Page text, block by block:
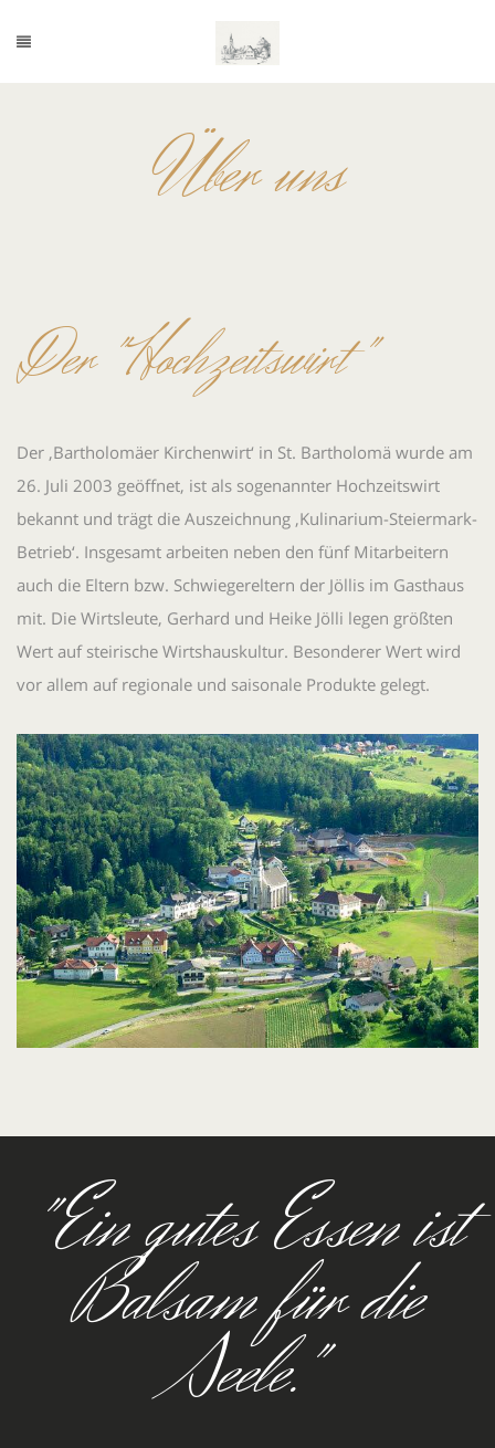
Über uns
Der "Hochzeitswirt"
Der ‚Bartholomäer Kirchenwirt‘ in St. Bartholomä wurde am
26. Juli 2003 geöffnet, ist als sogenannter Hochzeitswirt
bekannt und trägt die Auszeichnung ‚Kulinarium-Steiermark-
Betrieb‘. Insgesamt arbeiten neben den fünf Mitarbeitern
auch die Eltern bzw. Schwiegereltern der Jöllis im Gasthaus
mit. Die Wirtsleute, Gerhard und Heike Jölli legen größten
Wert auf steirische Wirtshauskultur. Besonderer Wert wird
vor allem auf regionale und saisonale Produkte gelegt.
"Ein gutes Essen ist
Balsam für die
Seele."